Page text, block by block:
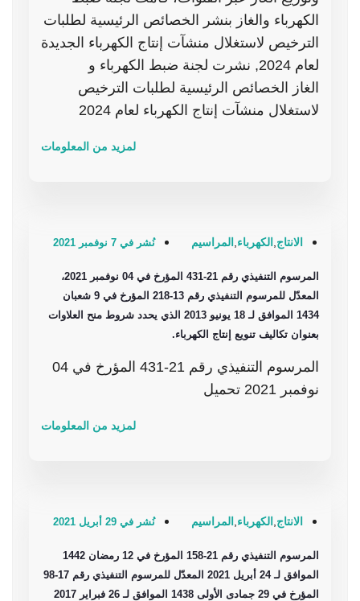
الكهرباء والغاز بنشر الخصائص الرئيسية لطلبات
الترخيص لاستغلال منشآت إنتاج الكهرباء الجديدة
لعام 2024, نشرت لجنة ضبط الكهرباء و
الغاز الخصائص الرئيسية لطلبات الترخيص
لاستغلال منشآت إنتاج الكهرباء لعام 2024
لمزيد من المعلومات
نُشر في 7 نوفمبر 2021 الانتاج الكهرباء المراسيم
المرسوم التنفيذي رقم 21-431 المؤرخ في 04 نوفمبر 2021،
المعدّل للمرسوم التنفيذي رقم 13-218 المؤرخ في 9 شعبان
1434 الموافق لـ 18 يونيو 2013 الذي يحدد شروط منح العلاوات
بعنوان تكاليف تنويع إنتاج الكهرباء.
المرسوم التنفيذي رقم 21-431 المؤرخ في 04
نوفمبر 2021 تحميل
لمزيد من المعلومات
نُشر في 29 أبريل 2021 الانتاج الكهرباء المراسيم
المرسوم التنفيذي رقم 21-158 المؤرخ في 12 رمضان 1442
الموافق لـ 24 أبريل 2021 المعدّل للمرسوم التنفيذي رقم 17-98
المؤرخ في 29 جمادى الأولى 1438 الموافق لـ 26 فبراير 2017